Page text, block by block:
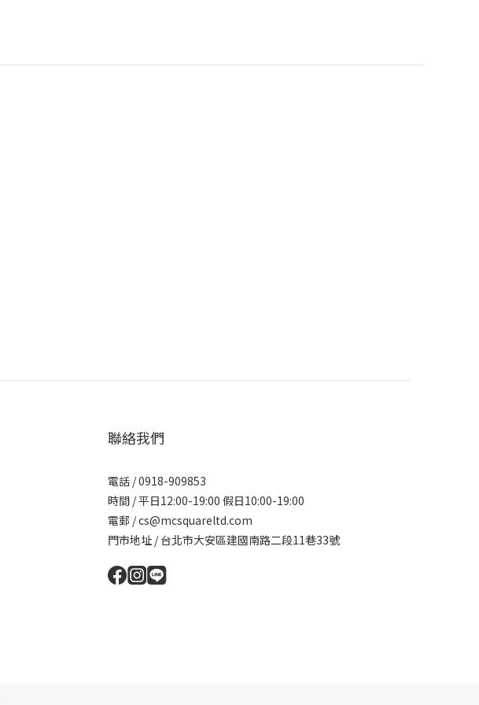
聯絡我們
電話 / 0918-909853
時間 / 平日12:00-19:00 假日10:00-19:00
電郵 / cs@mcsquareltd.com
門市地址 / 台北市大安區建國南路二段11巷33號